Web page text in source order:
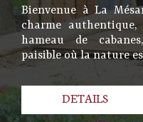
Bienvenue à La
charme
hameau de
paisible où la nature
DETAILS